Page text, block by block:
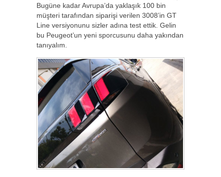
Bugüne kadar Avrupa’da yaklaşık 100 bin
müşteri tarafından siparişi verilen 3008’in GT
Line versiyonunu sizler adına test ettik. Gelin
bu Peugeot’un yeni sporcusunu daha yakından
tanıyalım.